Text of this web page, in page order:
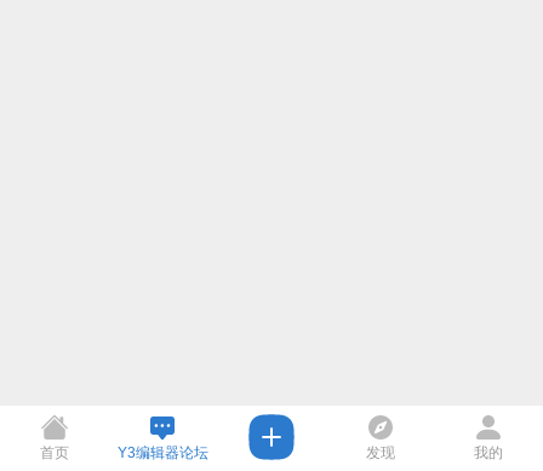
首页 Y3编辑器论坛 发现 我的